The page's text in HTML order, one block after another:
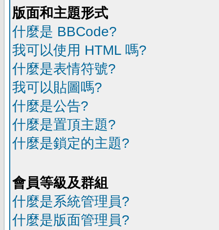
版面和主題形式
什麼是 BBCode?
我可以使用 HTML 嗎?
什麼是表情符號?
我可以貼圖嗎?
什麼是公告?
什麼是置頂主題?
什麼是鎖定的主題?
會員等級及群組
什麼是系統管理員?
什麼是版面管理員?